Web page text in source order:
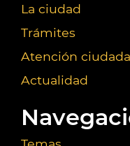
La ciudad
Trámites
Atención
Actualidad